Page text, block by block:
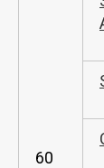
60